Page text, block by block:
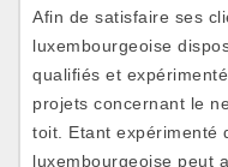
Afin de satisfaire ses
luxembourgeoise
qualifiés et
projets concernant le
toit. Etant expérimenté
luxembourgeoise peut